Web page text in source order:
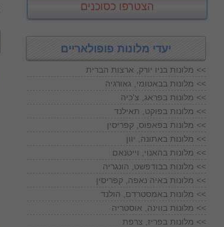
הצטרפו כסוכנים
יעדי מלונות פופולאריים
מלונות בניו יורק, ארצות הברית <<
מלונות בבאטומי, גאורגיה <<
מלונות בפראג, צ'כיה <<
מלונות בפוקט, תאילנד <<
מלונות בפאפוס, קפריסין <<
מלונות באתונה, יוון <<
מלונות בהאנוי, וייטנאם <<
מלונות בבודפשט, הונגריה <<
מלונות באיה נאפה, קפריסין <<
מלונות באמסטרדם, הולנד <<
מלונות בווינה, אוסטריה <<
מלונות בפריז, צרפת <<